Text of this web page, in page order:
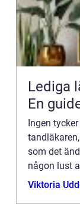
Lediga
En
Ingen
som det
någon lust
Viktoria